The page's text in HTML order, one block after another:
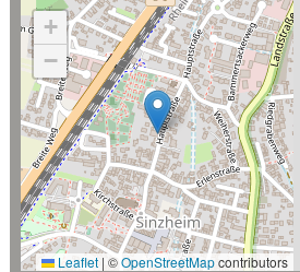
+
−
Leaflet | ©OpenStreetMapcontributors